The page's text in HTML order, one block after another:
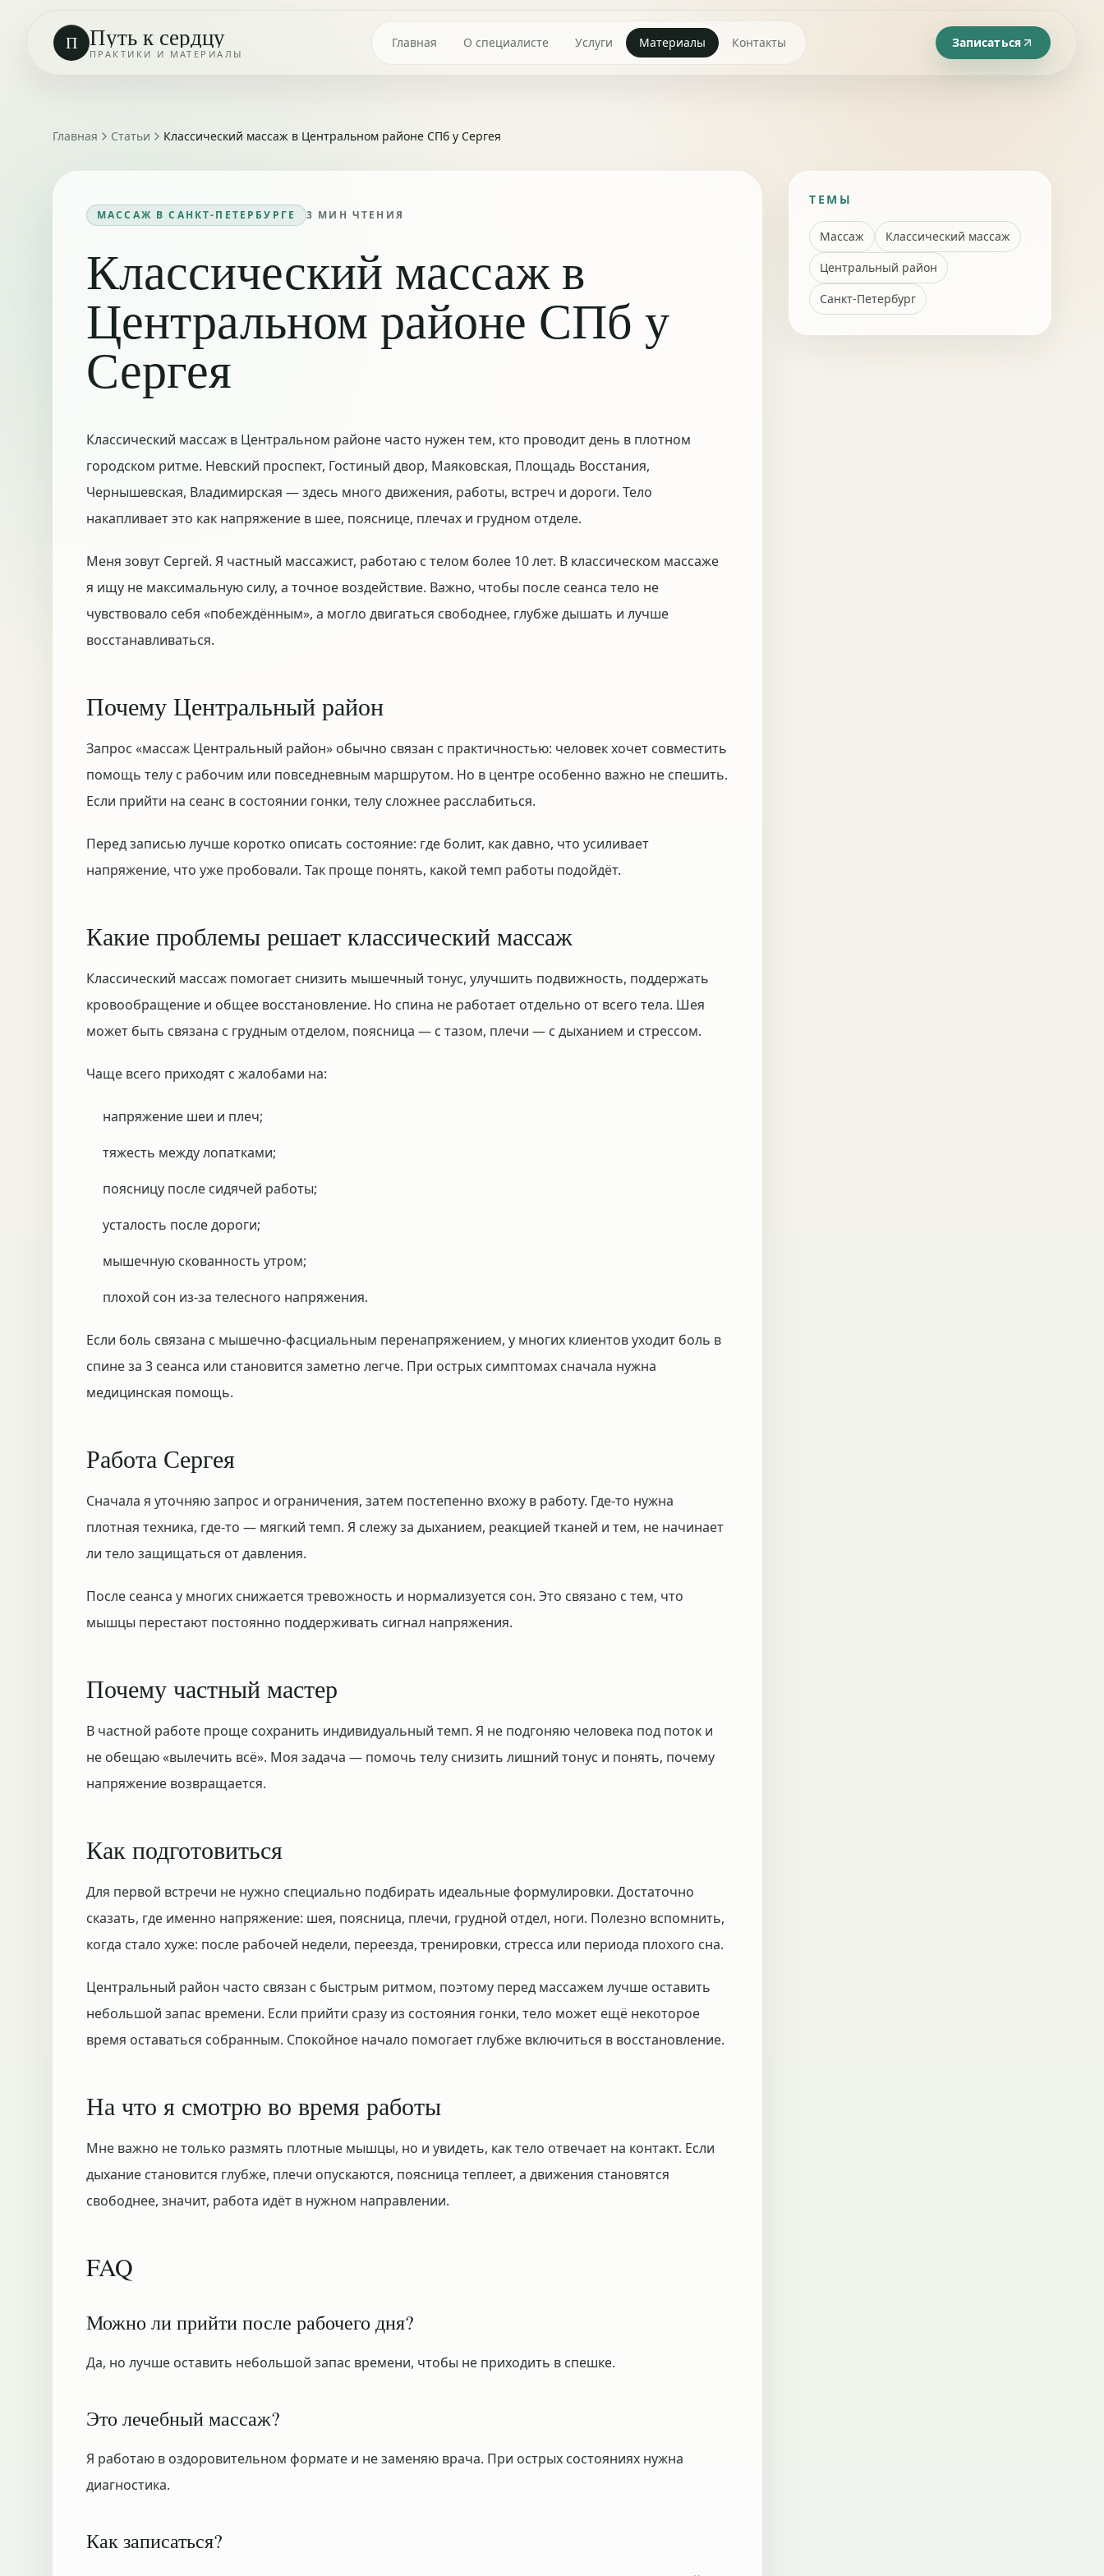
П Путь к сердцу
ПРАКТИКИ И МАТЕРИАЛЫ
Главная О специалисте Услуги Материалы Контакты Записаться
Главная Статьи Классический массаж в Центральном районе СПб у Сергея
МАССАЖ В САНКТ-ПЕТЕРБУРГЕ 3 МИН ЧТЕНИЯ
Классический массаж в
Центральном районе СПб у
Сергея
Классический массаж в Центральном районе часто нужен тем, кто проводит день в плотном
городском ритме. Невский проспект, Гостиный двор, Маяковская, Площадь Восстания,
Чернышевская, Владимирская — здесь много движения, работы, встреч и дороги. Тело
накапливает это как напряжение в шее, пояснице, плечах и грудном отделе.
Меня зовут Сергей. Я частный массажист, работаю с телом более 10 лет. В классическом массаже
я ищу не максимальную силу, а точное воздействие. Важно, чтобы после сеанса тело не
чувствовало себя «побеждённым», а могло двигаться свободнее, глубже дышать и лучше
восстанавливаться.
Почему Центральный район
Запрос «массаж Центральный район» обычно связан с практичностью: человек хочет совместить
помощь телу с рабочим или повседневным маршрутом. Но в центре особенно важно не спешить.
Если прийти на сеанс в состоянии гонки, телу сложнее расслабиться.
Перед записью лучше коротко описать состояние: где болит, как давно, что усиливает
напряжение, что уже пробовали. Так проще понять, какой темп работы подойдёт.
Какие проблемы решает классический массаж
Классический массаж помогает снизить мышечный тонус, улучшить подвижность, поддержать
кровообращение и общее восстановление. Но спина не работает отдельно от всего тела. Шея
может быть связана с грудным отделом, поясница — с тазом, плечи — с дыханием и стрессом.
Чаще всего приходят с жалобами на:
напряжение шеи и плеч;
тяжесть между лопатками;
поясницу после сидячей работы;
усталость после дороги;
мышечную скованность утром;
плохой сон из-за телесного напряжения.
Если боль связана с мышечно-фасциальным перенапряжением, у многих клиентов уходит боль в
спине за 3 сеанса или становится заметно легче. При острых симптомах сначала нужна
медицинская помощь.
Работа Сергея
Сначала я уточняю запрос и ограничения, затем постепенно вхожу в работу. Где-то нужна
плотная техника, где-то — мягкий темп. Я слежу за дыханием, реакцией тканей и тем, не начинает
ли тело защищаться от давления.
После сеанса у многих снижается тревожность и нормализуется сон. Это связано с тем, что
мышцы перестают постоянно поддерживать сигнал напряжения.
Почему частный мастер
В частной работе проще сохранить индивидуальный темп. Я не подгоняю человека под поток и
не обещаю «вылечить всё». Моя задача — помочь телу снизить лишний тонус и понять, почему
напряжение возвращается.
Как подготовиться
Для первой встречи не нужно специально подбирать идеальные формулировки. Достаточно
сказать, где именно напряжение: шея, поясница, плечи, грудной отдел, ноги. Полезно вспомнить,
когда стало хуже: после рабочей недели, переезда, тренировки, стресса или периода плохого сна.
Центральный район часто связан с быстрым ритмом, поэтому перед массажем лучше оставить
небольшой запас времени. Если прийти сразу из состояния гонки, тело может ещё некоторое
время оставаться собранным. Спокойное начало помогает глубже включиться в восстановление.
На что я смотрю во время работы
Мне важно не только размять плотные мышцы, но и увидеть, как тело отвечает на контакт. Если
дыхание становится глубже, плечи опускаются, поясница теплеет, а движения становятся
свободнее, значит, работа идёт в нужном направлении.
FAQ
Можно ли прийти после рабочего дня?
Да, но лучше оставить небольшой запас времени, чтобы не приходить в спешке.
Это лечебный массаж?
Я работаю в оздоровительном формате и не заменяю врача. При острых состояниях нужна
диагностика.
Как записаться?
ТЕМЫ
Массаж
Классический массаж
Центральный район
Санкт-Петербург